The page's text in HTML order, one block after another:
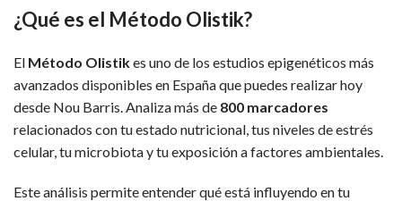
¿Qué es el Método Olistik?
El Método Olistikes uno de los estudios epigenéticos más
avanzados disponibles en España que puedes realizar hoy
desde Nou Barris. Analiza más de 800 marcadores
relacionados con tu estado nutricional, tus niveles de estrés
celular, tu microbiota y tu exposición a factores ambientales.
Este análisis permite entender qué está influyendo en tu